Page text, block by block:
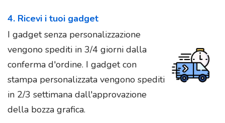
4. Ricevi i tuoi gadget
I gadget senza personalizzazione
vengono spediti in 3/4 giorni dalla
conferma d'ordine. I gadget con
stampa personalizzata vengono spediti
in 2/3 settimana dall'approvazione
della bozza grafica.